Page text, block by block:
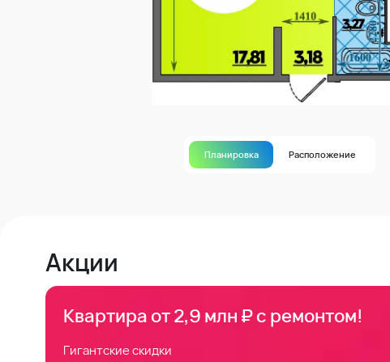
Планировка Расположение
Акции
Квартира от 2,9 млн ₽ с ремонтом!
Гигантские скидки